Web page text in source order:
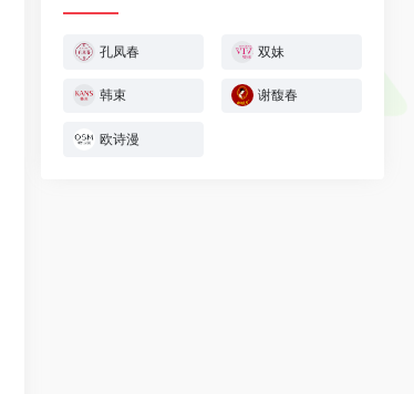
孔凤春 双妹
韩束 谢馥春
欧诗漫